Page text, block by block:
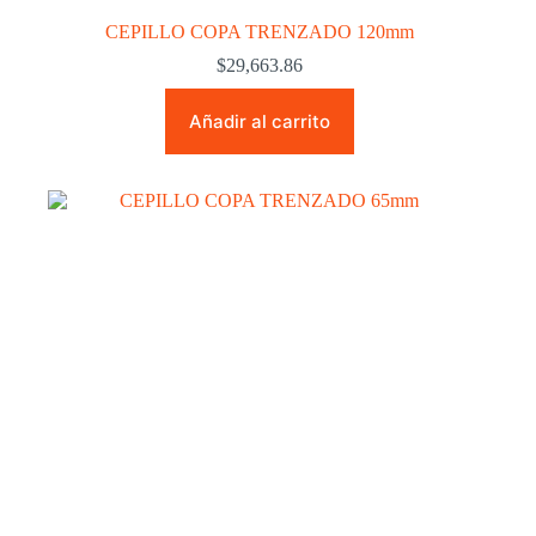
CEPILLO COPA TRENZADO 120mm
$29,663.86
Añadir al carrito